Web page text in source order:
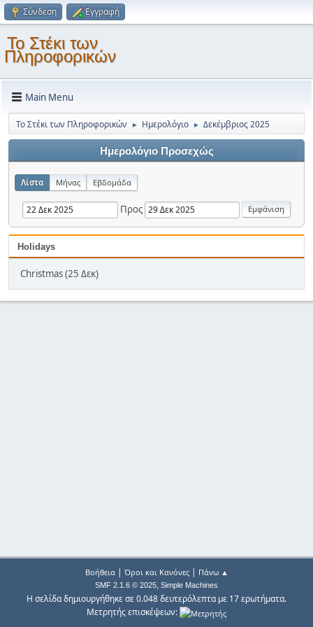
Σύνδεση Εγγραφή
Το Στέκι των
Πληροφορικών
Main Menu
Το Στέκι των Πληροφορικών ► Ημερολόγιο ► Δεκέμβριος 2025
Ημερολόγιο Προσεχώς
Λίστα Μήνας Εβδομάδα
Προς
Holidays
Christmas (25 Δεκ)
Βοήθεια| Όροι και Κανόνες| Πάνω ▲
SMF 2.1.6 © 2025, Simple Machines
Η σελίδα δημιουργήθηκε σε 0.048 δευτερόλεπτα με 17 ερωτήματα.
Μετρητής επισκέψεων: